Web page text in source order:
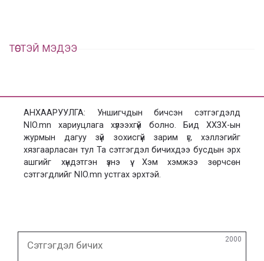
ТӨСТЭЙ МЭДЭЭ
АНХААРУУЛГА: Уншигчдын бичсэн сэтгэгдэлд
NIO.mn хариуцлага хүлээхгүй болно. Бид ХХЗХ-ын
журмын дагуу зүй зохисгүй зарим үг, хэллэгийг
хязгаарласан тул Та сэтгэгдэл бичихдээ бусдын эрх
ашгийг хүндэтгэн үзнэ үү. Хэм хэмжээ зөрчсөн
сэтгэгдлийг NIO.mn устгах эрхтэй.
2000